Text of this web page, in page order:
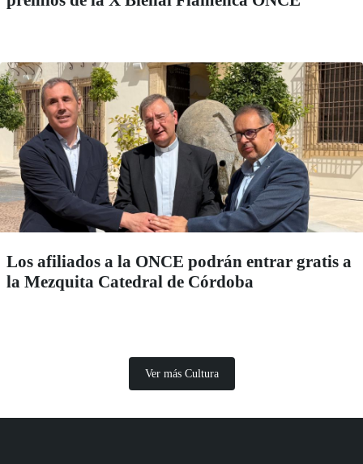
Los afiliados a la ONCE podrán entrar gratis a
la Mezquita Catedral de Córdoba
Ver más Cultura